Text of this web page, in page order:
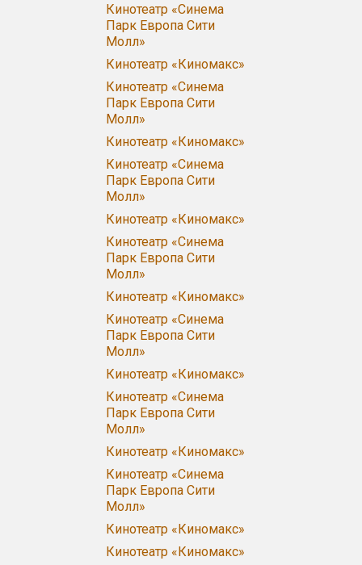
Кинотеатр «Синема
Парк Европа Сити
Молл»
Кинотеатр «Киномакс»
Кинотеатр «Синема
Парк Европа Сити
Молл»
Кинотеатр «Киномакс»
Кинотеатр «Синема
Парк Европа Сити
Молл»
Кинотеатр «Киномакс»
Кинотеатр «Синема
Парк Европа Сити
Молл»
Кинотеатр «Киномакс»
Кинотеатр «Синема
Парк Европа Сити
Молл»
Кинотеатр «Киномакс»
Кинотеатр «Синема
Парк Европа Сити
Молл»
Кинотеатр «Киномакс»
Кинотеатр «Синема
Парк Европа Сити
Молл»
Кинотеатр «Киномакс»
Кинотеатр «Киномакс»